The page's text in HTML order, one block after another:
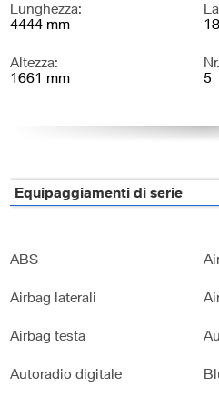
Lunghezza:
4444 mm
Altezza:
1661 mm
5
Equipaggiamenti di serie
ABS
Airbag laterali
Airbag testa
Autoradio digitale